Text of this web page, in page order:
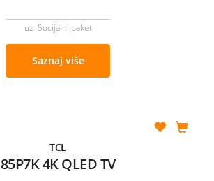
uz Socijalni paket
Saznaj više
TCL
85P7K 4K QLED TV